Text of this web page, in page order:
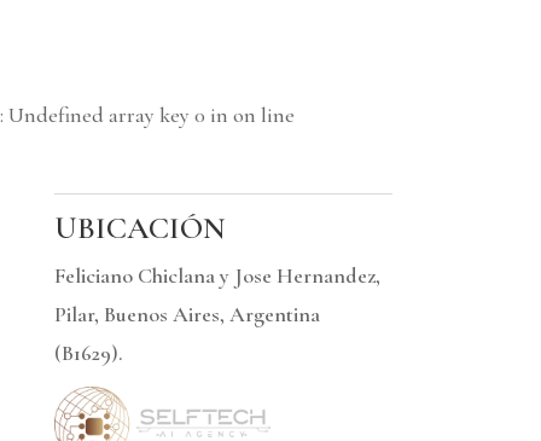
: Undefined array key 0 in on line
UBICACIÓN
Feliciano Chiclana y Jose Hernandez,
Pilar, Buenos Aires, Argentina
(B1629).